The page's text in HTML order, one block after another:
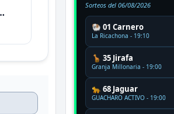
Sorteos del 06/08/2026
🐏 01 Carnero
La Ricachona - 19:10
🦒 35 Jirafa
Granja Millonaria - 19:00
🐆 68 Jaguar
GUACHARO ACTIVO - 19:00